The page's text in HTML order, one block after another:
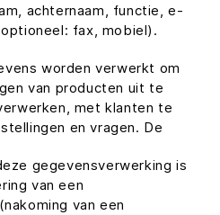
achternaam, functie, e-
fax, mobiel).
worden verwerkt om
van producten uit te
met klanten te
en vragen. De
gegevensverwerking is
van een
van een